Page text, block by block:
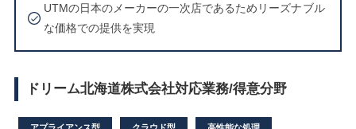
UTMの日本のメーカーの一次店であるためリーズナブル
な価格での提供を実現
ドリーム北海道株式会社対応業務/得意分野